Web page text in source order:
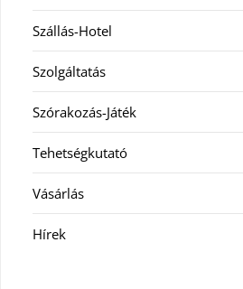
Szállás-Hotel
Szolgáltatás
Szórakozás-Játék
Tehetségkutató
Vásárlás
Hírek